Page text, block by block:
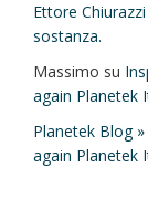
Ettore Chiurazzi
sostanza.
Massimo su
again Planetek
Planetek Blog
again Planetek